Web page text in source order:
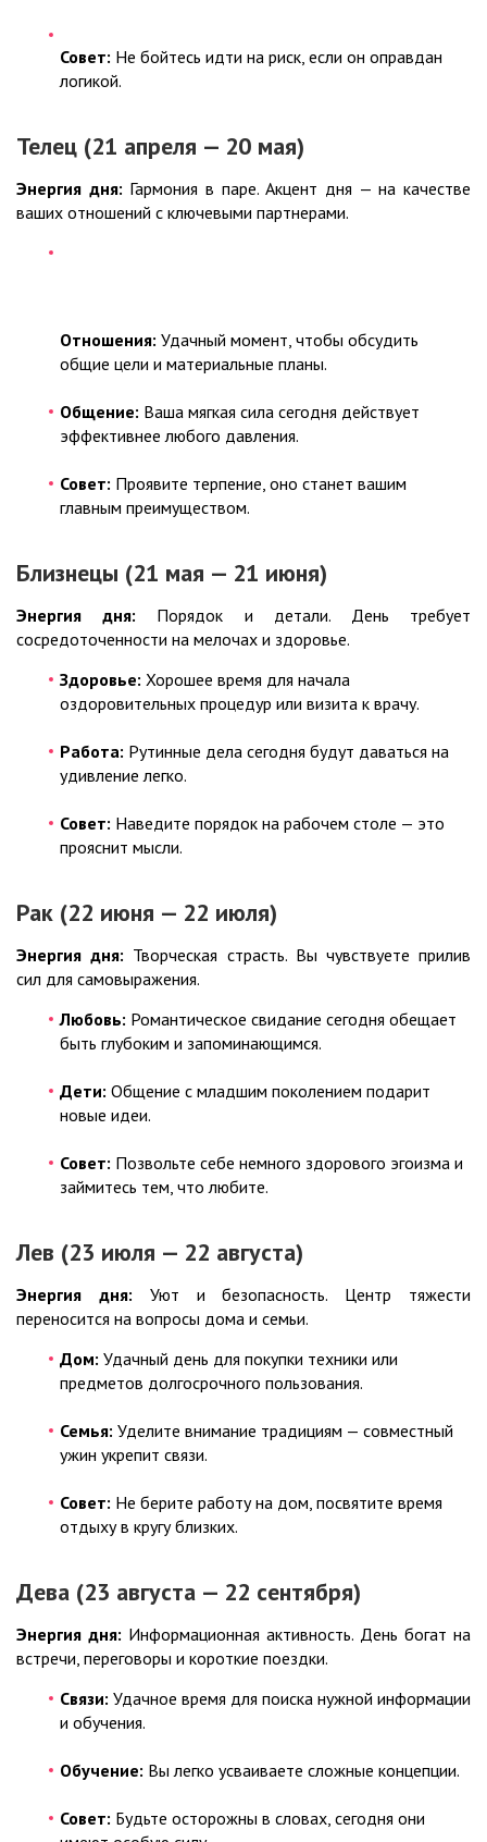
Совет: Не бойтесь идти на риск, если он оправдан
логикой.
Телец (21 апреля — 20 мая)
Энергия дня: Гармония в паре. Акцент дня — на качестве
ваших отношений с ключевыми партнерами.
Отношения: Удачный момент, чтобы обсудить
общие цели и материальные планы.
Общение: Ваша мягкая сила сегодня действует
эффективнее любого давления.
Совет: Проявите терпение, оно станет вашим
главным преимуществом.
Близнецы (21 мая — 21 июня)
Энергия дня: Порядок и детали. День требует
сосредоточенности на мелочах и здоровье.
Здоровье: Хорошее время для начала
оздоровительных процедур или визита к врачу.
Работа: Рутинные дела сегодня будут даваться на
удивление легко.
Совет: Наведите порядок на рабочем столе — это
прояснит мысли.
Рак (22 июня — 22 июля)
Энергия дня: Творческая страсть. Вы чувствуете прилив
сил для самовыражения.
Любовь: Романтическое свидание сегодня обещает
быть глубоким и запоминающимся.
Дети: Общение с младшим поколением подарит
новые идеи.
Совет: Позвольте себе немного здорового эгоизма и
займитесь тем, что любите.
Лев (23 июля — 22 августа)
Энергия дня: Уют и безопасность. Центр тяжести
переносится на вопросы дома и семьи.
Дом: Удачный день для покупки техники или
предметов долгосрочного пользования.
Семья: Уделите внимание традициям — совместный
ужин укрепит связи.
Совет: Не берите работу на дом, посвятите время
отдыху в кругу близких.
Дева (23 августа — 22 сентября)
Энергия дня: Информационная активность. День богат на
встречи, переговоры и короткие поездки.
Связи: Удачное время для поиска нужной информации
и обучения.
Обучение: Вы легко усваиваете сложные концепции.
Совет: Будьте осторожны в словах, сегодня они